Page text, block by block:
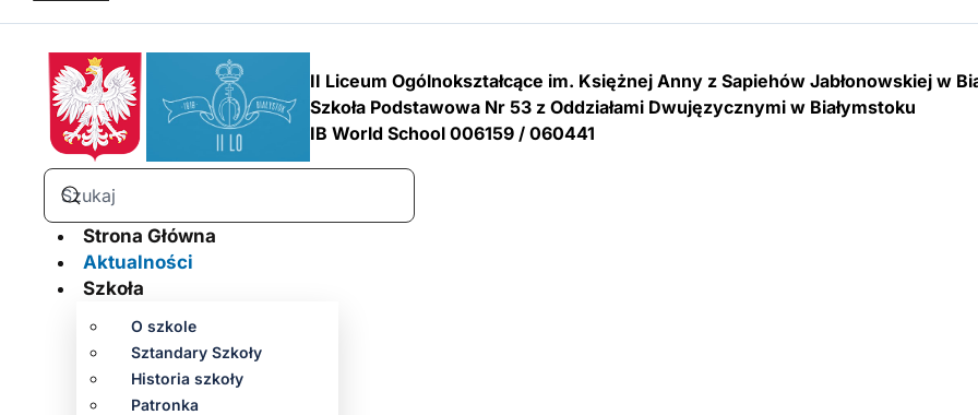
II Liceum Ogólnokształcące im. Księżnej Anny z Sapiehów Jabłonowskiej w
Szkoła Podstawowa Nr 53 z Oddziałami Dwujęzycznymi w Białymstoku
IB World School 006159 / 060441
Strona Główna
Aktualności
Szkoła
O szkole
Sztandary Szkoły
Historia szkoły
Patronka